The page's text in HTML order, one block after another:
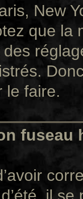
New
que
le faire.
fuseau